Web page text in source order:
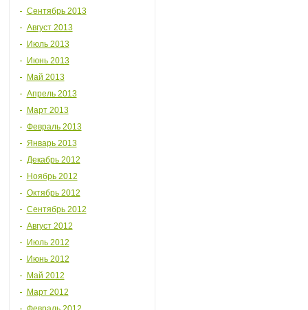
Сентябрь 2013
Август 2013
Июль 2013
Июнь 2013
Май 2013
Апрель 2013
Март 2013
Февраль 2013
Январь 2013
Декабрь 2012
Ноябрь 2012
Октябрь 2012
Сентябрь 2012
Август 2012
Июль 2012
Июнь 2012
Май 2012
Март 2012